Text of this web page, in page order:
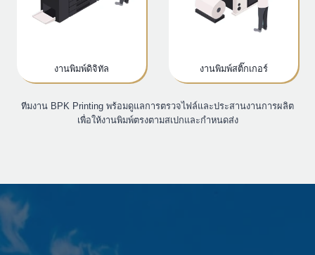
งานพิมพ์ดิจิทัล งานพิมพ์สติ๊กเกอร์
ทีมงาน BPK Printing พร้อมดูแลการตรวจไฟล์และประสานงานการผลิต
เพื่อให้งานพิมพ์ตรงตามสเปกและกำหนดส่ง